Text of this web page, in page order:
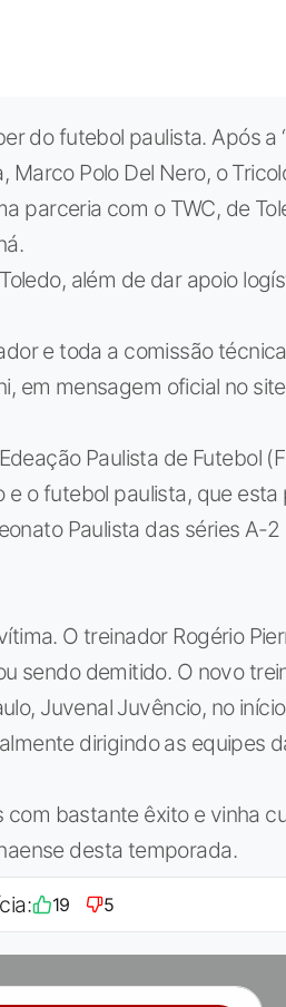
do futebol paulista. Após a
Polo Del Nero, o
parceria com o TWC, de
além de dar apoio
e toda a comissão
em mensagem oficial no
Paulista de Futebol
e o futebol paulista, que esta
Paulista das séries A-2
O treinador Rogério
sendo demitido. O novo
Juvenal Juvêncio, no
dirigindo as equipes
bastante êxito e vinha
desta temporada.
19 5